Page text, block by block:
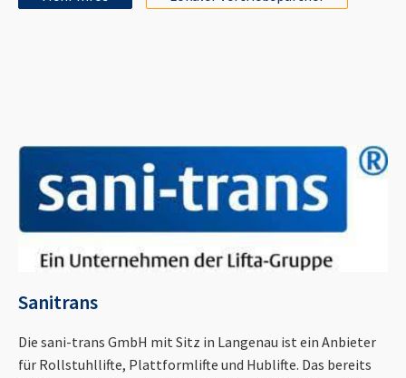
Sanitrans
Die sani-trans GmbH mit Sitz in Langenau ist ein Anbieter
für Rollstuhllifte, Plattformlifte und Hublifte. Das bereits